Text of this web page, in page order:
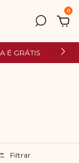
0
É GRÁTIS
Filtrar